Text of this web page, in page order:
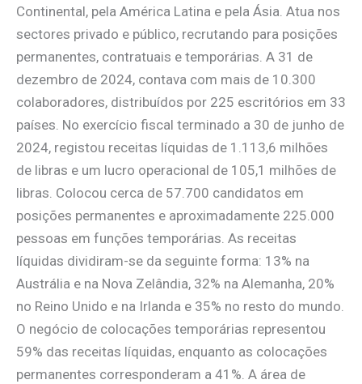
Continental, pela América Latina e pela Ásia. Atua nos
sectores privado e público, recrutando para posições
permanentes, contratuais e temporárias. A 31 de
dezembro de 2024, contava com mais de 10.300
colaboradores, distribuídos por 225 escritórios em 33
países. No exercício fiscal terminado a 30 de junho de
2024, registou receitas líquidas de 1.113,6 milhões
de libras e um lucro operacional de 105,1 milhões de
libras. Colocou cerca de 57.700 candidatos em
posições permanentes e aproximadamente 225.000
pessoas em funções temporárias. As receitas
líquidas dividiram-se da seguinte forma: 13% na
Austrália e na Nova Zelândia, 32% na Alemanha, 20%
no Reino Unido e na Irlanda e 35% no resto do mundo.
O negócio de colocações temporárias representou
59% das receitas líquidas, enquanto as colocações
permanentes corresponderam a 41%. A área de